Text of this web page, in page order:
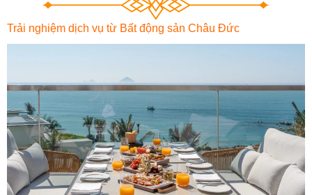
Trải nghiệm dịch vụ từ Bất động sản Châu Đức